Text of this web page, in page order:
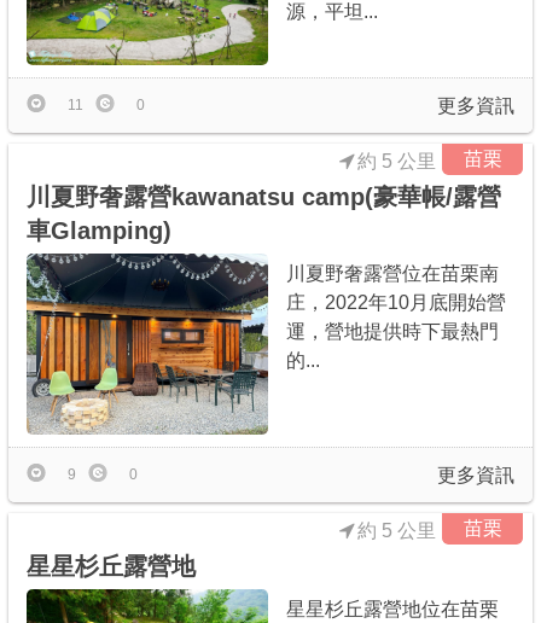
源，平坦...
更多資訊
11 0
苗栗
川夏野奢露營kawanatsu camp(豪華帳/露營
車Glamping)
約 5 公里
川夏野奢露營位在苗栗南
庄，2022年10月底開始營
運，營地提供時下最熱門
的...
更多資訊
9 0
苗栗
星星杉丘露營地
約 5 公里
星星杉丘露營地位在苗栗